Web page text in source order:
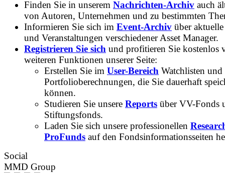
Finden Sie in unserem Nachrichten-Archiv auch
von Autoren, Unternehmen und zu bestimmten
Informieren Sie sich im Event-Archiv über
und Veranstaltungen verschiedener Asset Manager.
Registrieren Sie sich und profitieren Sie kostenlos
weiteren Funktionen unserer Seite:
Erstellen Sie im User-Bereich Watchlisten und
Portfolioberechnungen, die Sie dauerhaft
können.
Studieren Sie unsere Reports über VV-Fonds
Stiftungsfonds.
Laden Sie sich unsere professionellen
ProFunds auf den Fondsinformationsseiten
Social
MMD Group